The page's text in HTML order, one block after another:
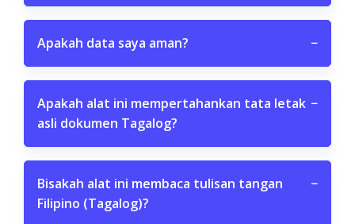
Apakah data saya aman? −
Apakah alat ini mempertahankan tata letak
asli dokumen Tagalog?
−
Bisakah alat ini membaca tulisan tangan
Filipino (Tagalog)?
−